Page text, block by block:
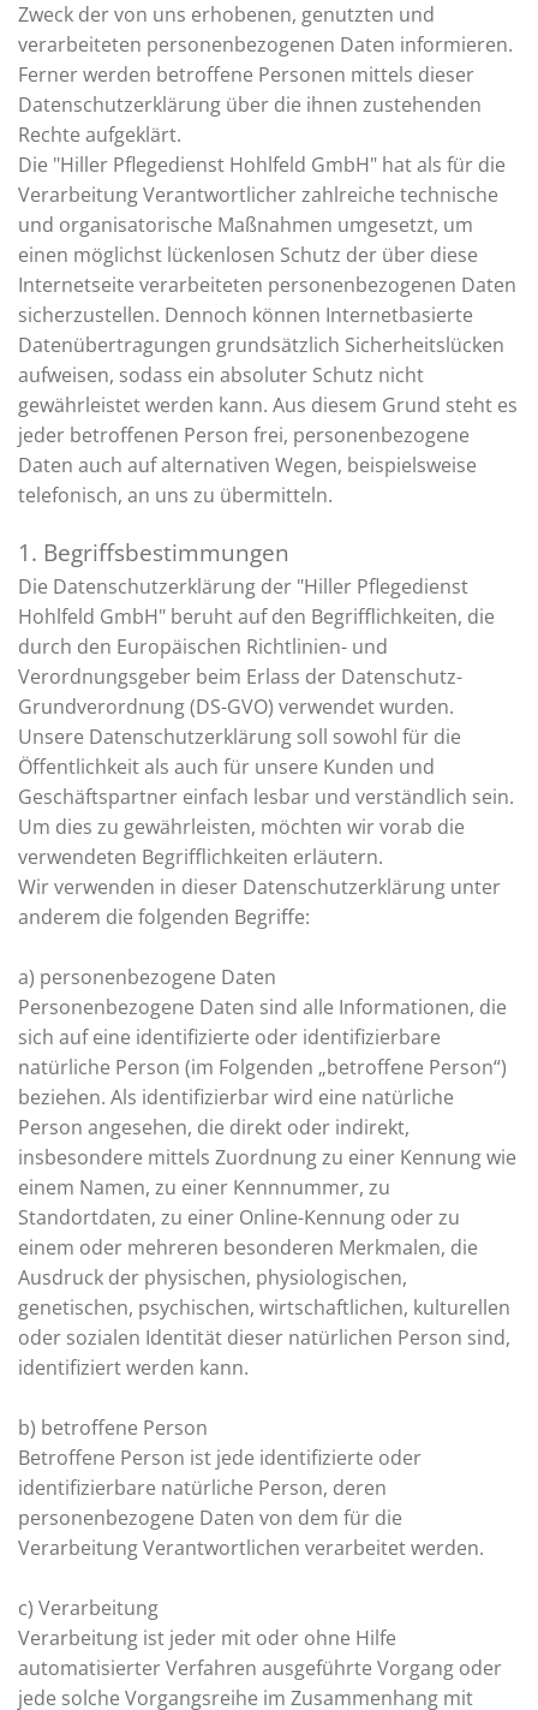
Zweck der von uns erhobenen, genutzten und
verarbeiteten personenbezogenen Daten informieren.
Ferner werden betroffene Personen mittels dieser
Datenschutzerklärung über die ihnen zustehenden
Rechte aufgeklärt.
Die "Hiller Pflegedienst Hohlfeld GmbH" hat als für die
Verarbeitung Verantwortlicher zahlreiche technische
und organisatorische Maßnahmen umgesetzt, um
einen möglichst lückenlosen Schutz der über diese
Internetseite verarbeiteten personenbezogenen Daten
sicherzustellen. Dennoch können Internetbasierte
Datenübertragungen grundsätzlich Sicherheitslücken
aufweisen, sodass ein absoluter Schutz nicht
gewährleistet werden kann. Aus diesem Grund steht es
jeder betroffenen Person frei, personenbezogene
Daten auch auf alternativen Wegen, beispielsweise
telefonisch, an uns zu übermitteln.
1. Begriffsbestimmungen
Die Datenschutzerklärung der "Hiller Pflegedienst
Hohlfeld GmbH" beruht auf den Begrifflichkeiten, die
durch den Europäischen Richtlinien- und
Verordnungsgeber beim Erlass der Datenschutz-
Grundverordnung (DS-GVO) verwendet wurden.
Unsere Datenschutzerklärung soll sowohl für die
Öffentlichkeit als auch für unsere Kunden und
Geschäftspartner einfach lesbar und verständlich sein.
Um dies zu gewährleisten, möchten wir vorab die
verwendeten Begrifflichkeiten erläutern.
Wir verwenden in dieser Datenschutzerklärung unter
anderem die folgenden Begriffe:
a) personenbezogene Daten
Personenbezogene Daten sind alle Informationen, die
sich auf eine identifizierte oder identifizierbare
natürliche Person (im Folgenden „betroffene Person“)
beziehen. Als identifizierbar wird eine natürliche
Person angesehen, die direkt oder indirekt,
insbesondere mittels Zuordnung zu einer Kennung wie
einem Namen, zu einer Kennnummer, zu
Standortdaten, zu einer Online-Kennung oder zu
einem oder mehreren besonderen Merkmalen, die
Ausdruck der physischen, physiologischen,
genetischen, psychischen, wirtschaftlichen, kulturellen
oder sozialen Identität dieser natürlichen Person sind,
identifiziert werden kann.
b) betroffene Person
Betroffene Person ist jede identifizierte oder
identifizierbare natürliche Person, deren
personenbezogene Daten von dem für die
Verarbeitung Verantwortlichen verarbeitet werden.
c) Verarbeitung
Verarbeitung ist jeder mit oder ohne Hilfe
automatisierter Verfahren ausgeführte Vorgang oder
jede solche Vorgangsreihe im Zusammenhang mit